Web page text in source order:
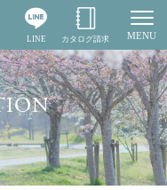
MENU
LINE カタログ請求